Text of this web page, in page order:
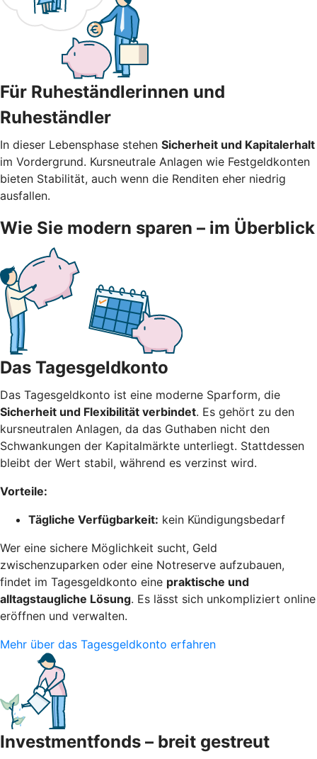
Für Ruheständlerinnen und
Ruheständler
In dieser Lebensphase stehen Sicherheit und Kapitalerhalt
im Vordergrund. Kursneutrale Anlagen wie Festgeldkonten
bieten Stabilität, auch wenn die Renditen eher niedrig
ausfallen.
Wie Sie modern sparen – im Überblick
Das Tagesgeldkonto
Das Tagesgeldkonto ist eine moderne Sparform, die
Sicherheit und Flexibilität verbindet. Es gehört zu den
kursneutralen Anlagen, da das Guthaben nicht den
Schwankungen der Kapitalmärkte unterliegt. Stattdessen
bleibt der Wert stabil, während es verzinst wird.
Vorteile:
Tägliche Verfügbarkeit: kein Kündigungsbedarf
Wer eine sichere Möglichkeit sucht, Geld
zwischenzuparken oder eine Notreserve aufzubauen,
findet im Tagesgeldkonto eine praktische und
alltagstaugliche Lösung. Es lässt sich unkompliziert online
eröffnen und verwalten.
Mehr über das Tagesgeldkonto erfahren
Investmentfonds – breit gestreut